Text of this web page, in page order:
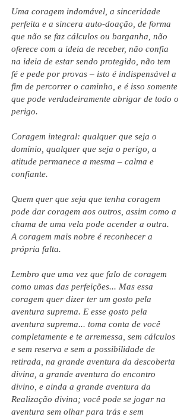
Uma coragem indomável, a sinceridade
perfeita e a sincera auto-doação, de forma
que não se faz cálculos ou barganha, não
oferece com a ideia de receber, não confia
na ideia de estar sendo protegido, não tem
fé e pede por provas – isto é indispensável a
fim de percorrer o caminho, e é isso somente
que pode verdadeiramente abrigar de todo o
perigo.
Coragem integral: qualquer que seja o
domínio, qualquer que seja o perigo, a
atitude permanece a mesma – calma e
confiante.
Quem quer que seja que tenha coragem
pode dar coragem aos outros, assim como a
chama de uma vela pode acender a outra.
A coragem mais nobre é reconhecer a
própria falta.
Lembro que uma vez que falo de coragem
como umas das perfeições... Mas essa
coragem quer dizer ter um gosto pela
aventura suprema. E esse gosto pela
aventura suprema... toma conta de você
completamente e te arremessa, sem cálculos
e sem reserva e sem a possibilidade de
retirada, na grande aventura da descoberta
divina, a grande aventura do encontro
divino, e ainda a grande aventura da
Realização divina; você pode se jogar na
aventura sem olhar para trás e sem